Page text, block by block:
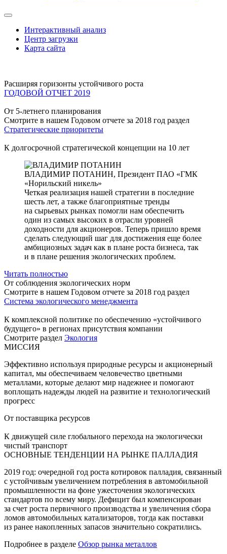
Интерактивный анализ
Центр загрузки
Карта сайта
Расширяя горизонты устойчивого роста
ГОДОВОЙ ОТЧЕТ 2019
От 5-летнего планирования
Смотрите в нашем Годовом отчете за 2018 год раздел
Стратегические приоритеты
К долгосрочной стратегической концепции на 10 лет
ВЛАДИМИР ПОТАНИН, Президент ПАО «ГМК
«Норильский никель»
Четкая реализация нашей стратегии в последние
шесть лет, а также благоприятные тренды
на сырьевых рынках помогли нам обеспечить
один из самых высоких в отрасли уровней
доходности для акционеров. Теперь пришло время
сделать следующий шаг для достижения еще более
амбициозных задач как в плане роста бизнеса, так
и в плане решения экологических проблем.
Читать полностью
От соблюдения экологических норм
Смотрите в нашем Годовом отчете за 2018 год раздел
Система экологического менеджмента
К комплексной политике по обеспечению «устойчивого
будущего» в регионах присутствия компании
Смотрите раздел Экология
МИССИЯ
Эффективно используя природные ресурсы и акционерный
капитал, мы обеспечиваем человечество цветными
металлами, которые делают мир надежнее и помогают
воплощать надежды людей на развитие и технологический
прогресс
От поставщика ресурсов
К движущей силе глобального перехода на экологически
чистый транспорт
ОСНОВНЫЕ ТЕНДЕНЦИИ НА РЫНКЕ ПАЛЛАДИЯ
2019 год: очередной год роста котировок палладия, связанный
с устойчивым увеличением потребления в автомобильной
промышленности на фоне ужесточения экологических
стандартов по всему миру. Дефицит был компенсирован
за счет роста первичного производства и увеличения сбора
ломов автомобильных катализаторов, тогда как поставки
из ранее накопленных запасов значительно сократились.
Подробнее в разделе Обзор рынка металлов